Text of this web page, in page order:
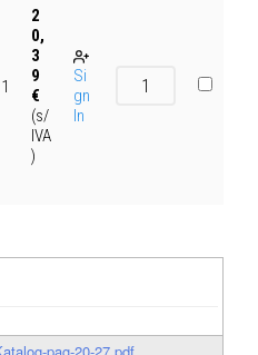
1
2
0,
3
9
€
(s/
IVA
)
Si
gn
In